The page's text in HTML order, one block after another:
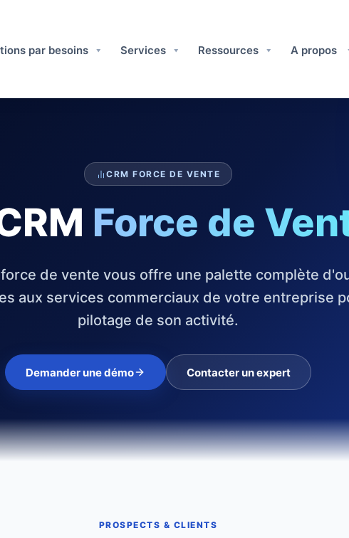
par besoins Services Ressources A propos ​
CRM FORCE DE VENTE
Force de
force de vente vous offre une palette complète
aux services commerciaux de votre entreprise
pilotage de son activité.
Demander une démo Contacter un expert
PROSPECTS & CLIENTS